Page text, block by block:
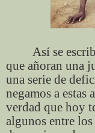
Así se
que añoran una
una serie de
negamos a estas
verdad que hoy
algunos entre